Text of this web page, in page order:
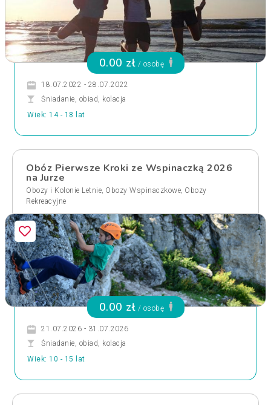
0.00 zł / osobę
18.07.2022 - 28.07.2022
Śniadanie, obiad, kolacja
Wiek: 14 - 18 lat
Obóz Pierwsze Kroki ze Wspinaczką 2026
na Jurze
Obozy i Kolonie Letnie, Obozy Wspinaczkowe, Obozy
Rekreacyjne
0.00 zł / osobę
21.07.2026 - 31.07.2026
Śniadanie, obiad, kolacja
Wiek: 10 - 15 lat